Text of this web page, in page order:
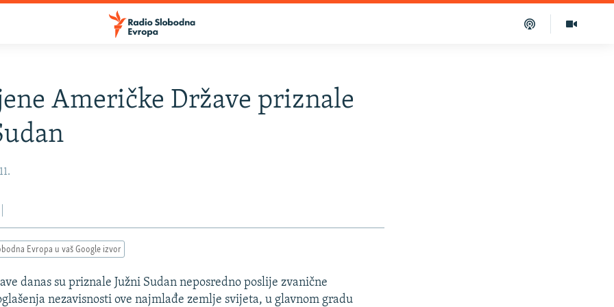
Američke Države priznale
Evropa u vaš Google izvor
danas su priznale Južni Sudan neposredno poslije zvanične
nezavisnosti ove najmlađe zemlje svijeta, u glavnom gradu